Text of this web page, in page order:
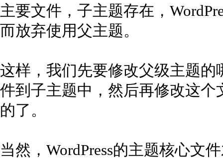
主要文件，子主题存在，
而放弃使用父主题。
这样，我们先要修改父级主题
件到子主题中，然后再修改这
的了。
当然，WordPress的主题核心文